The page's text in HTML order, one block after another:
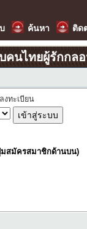
ค้นหา ติด
คนไทยผู้รักกล
ลงทะเบียน
มสมัครสมาชิกด้านบน)